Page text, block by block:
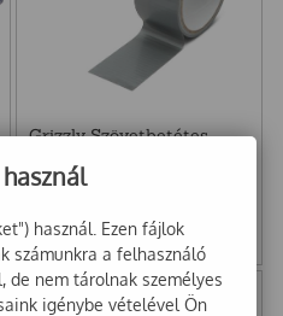
Grizzly Szövetbetétes
ragasztószalag szürke
10m BISON
2 620Ft+ Áfa
használ. Ezen fájlok
számunkra a felhasználó
de nem tárolnak személyes
igénybe vételével Ön